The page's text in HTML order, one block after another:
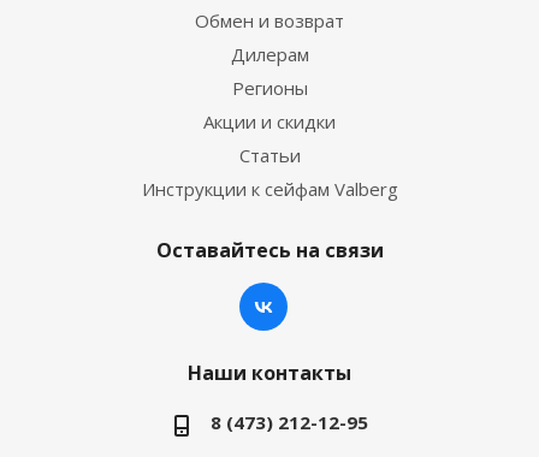
Обмен и возврат
Дилерам
Регионы
Акции и скидки
Статьи
Инструкции к сейфам Valberg
Оставайтесь на связи
Наши контакты
8 (473) 212-12-95